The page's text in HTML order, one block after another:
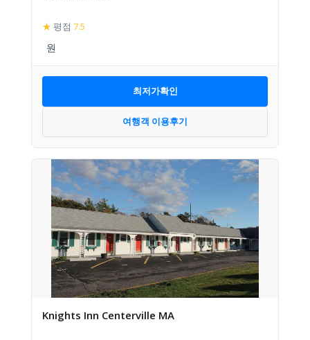
★ 평점 7.5
최저가확인
여행객 이용후기
Knights Inn Centerville MA